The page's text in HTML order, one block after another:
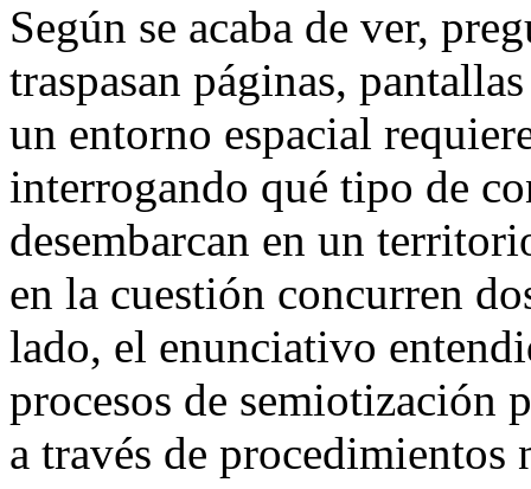
Según se acaba de ver,
traspasan páginas,
un entorno espacial
interrogando qué tipo de
desembarcan en un
en la cuestión concurren
lado, el enunciativo
procesos de semiotización
a través de